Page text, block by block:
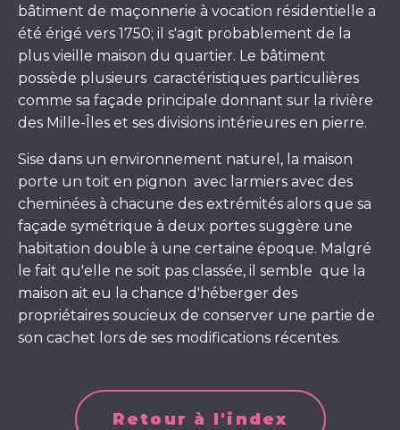
bâtiment de maçonnerie à vocation résidentielle a
été érigé vers 1750; il s'agit probablement de la
plus vieille maison du quartier. Le bâtiment
possède plusieurs caractéristiques particulières
comme sa façade principale donnant sur la rivière
des Mille-Îles et ses divisions intérieures en pierre.
Sise dans un environnement naturel, la maison
porte un toit en pignon avec larmiers avec des
cheminées à chacune des extrémités alors que sa
façade symétrique à deux portes suggère une
habitation double à une certaine époque. Malgré
le fait qu'elle ne soit pas classée, il semble que la
maison ait eu la chance d'héberger des
propriétaires soucieux de conserver une partie de
son cachet lors de ses modifications récentes.
Retour à l'index